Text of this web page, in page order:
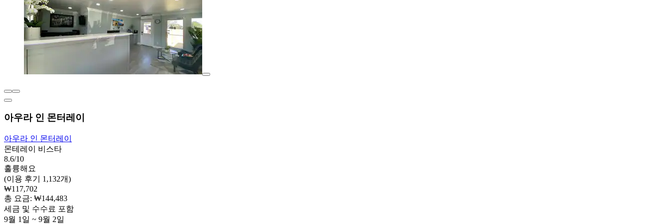
아우라 인 몬터레이
아우라 인 몬터레이
몬테레이 비스타
8.6/10
훌륭해요
(이용 후기 1,132개)
₩117,702
총 요금: ₩144,483
세금 및 수수료 포함
9월 1일 ~ 9월 2일